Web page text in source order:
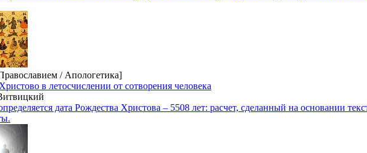
/ Апологетика]
в летосчислении от сотворения человека
дата Рождества Христова – 5508 лет: расчет, сделанный на основании